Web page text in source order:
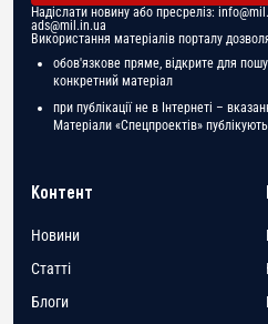
Надіслати новину або пресреліз:
ads@mil.in.ua
Використання матеріалів порталу
обов'язкове пряме, відкрите для
конкретний матеріал
при публікації не в Інтернеті –
Матеріали «Спецпроектів»
Контент
Новини
Статті
Блоги